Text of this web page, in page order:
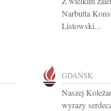
Narbutta
Listowski...
GDAŃSK
Naszej
wyrazy